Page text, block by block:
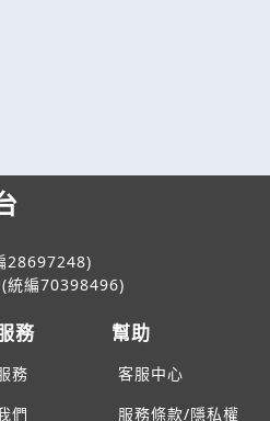
28697248)
統編70398496)
務
務
們
幫助
客服中心
服務條款/隱私權